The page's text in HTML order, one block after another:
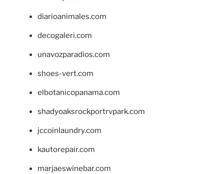
diarioanimales.com
decogaleri.com
unavozparadios.com
shoes-vert.com
elbotanicopanama.com
shadyoaksrockportrvpark.com
jccoinlaundry.com
kautorepair.com
marjaeswinebar.com